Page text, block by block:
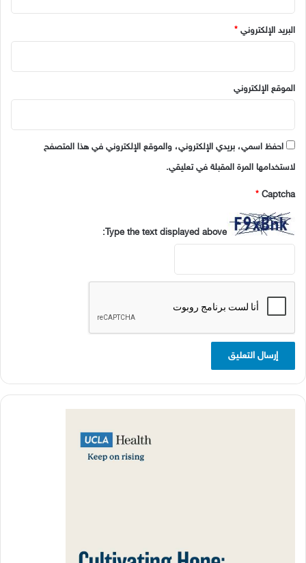
البريد الإلكتروني *
الموقع الإلكتروني
احفظ اسمي، بريدي الإلكتروني، والموقع الإلكتروني في هذا المتصفح
لاستخدامها المرة المقبلة في تعليقي.
Captcha
*
Type the text displayed above: